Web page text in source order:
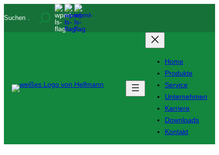
Inhalt
Suchen
Home
Produkte
Service
Unternehmen
Karriere
Downloads
Kontakt